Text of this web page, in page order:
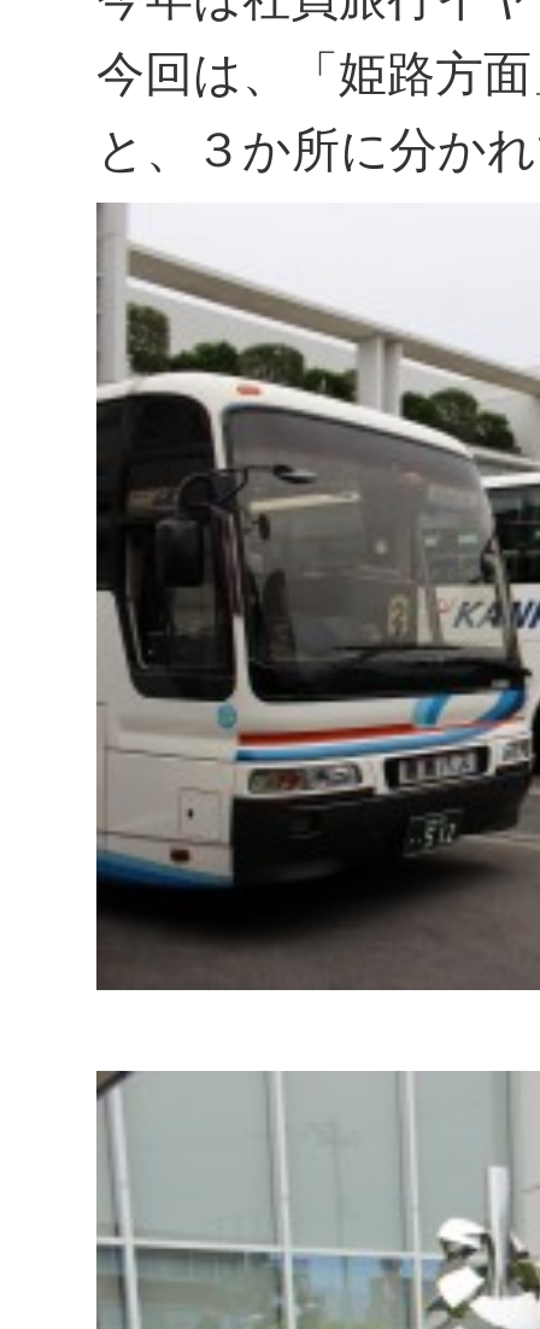
今回は、「姫路方
と、３か所に分か